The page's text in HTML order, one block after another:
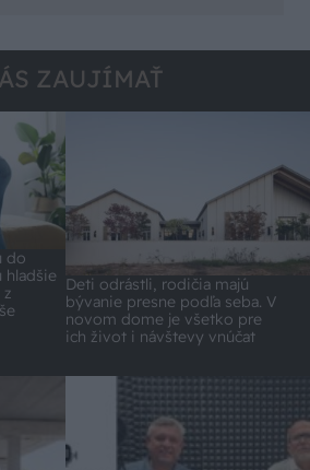
ZAUJÍMAŤ
do
hladšie
z
Deti odrástli, rodičia majú
bývanie presne podľa seba. V
novom dome je všetko pre
ich život i návštevy vnúčat